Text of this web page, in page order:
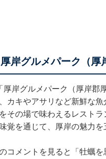
岸グルメパーク（厚
厚岸グルメパーク（厚岸郡
カキやアサリなど新鮮な
その場で味わえるレスト
覚を通じて、厚岸の魅力を
コメントを見ると「牡蠣